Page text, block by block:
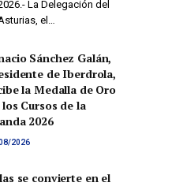
La Delegación del
el…
Sánchez Galán,
de Iberdrola,
la Medalla de Oro
los Cursos de la
2026
2026
se convierte en el